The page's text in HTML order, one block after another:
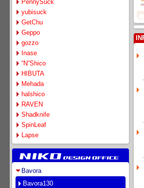
PennySuck
yubisuck
GetChu
Geppo
gozzo
Inase
“N”Shico
HIBUTA
Mehada
halshico
RAVEN
Shadknife
SpinLeaf
Lapse
Bavora
Bavora130